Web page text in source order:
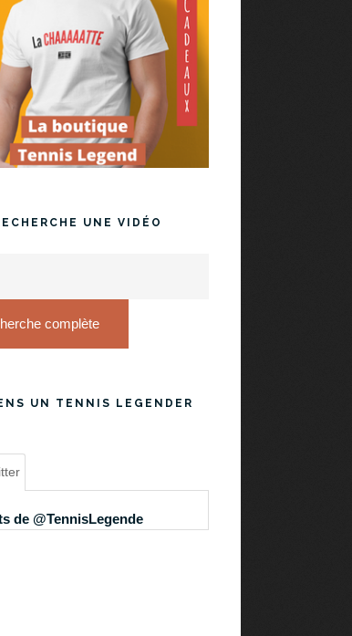
UNE VIDÉO
complète
UN TENNIS LEGENDER
de @TennisLegende